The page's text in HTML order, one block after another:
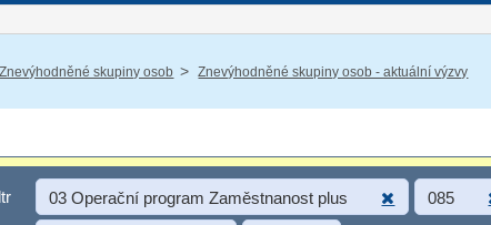
Znevýhodněné skupiny osob / Znevýhodněné skupiny osob - aktuální výzvy
03 Operační program Zaměstnanost plus 085